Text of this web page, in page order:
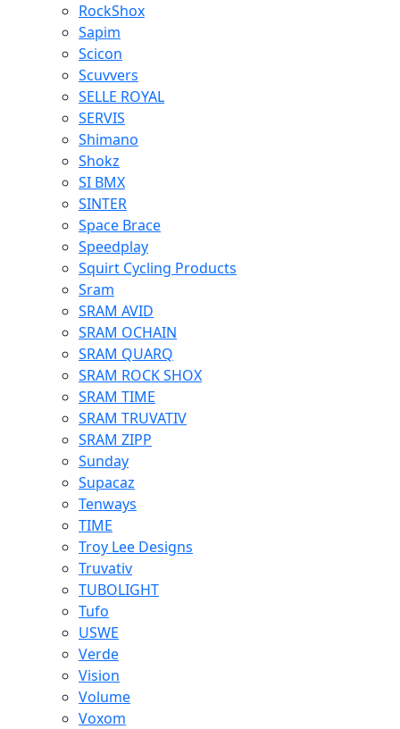
RockShox
Sapim
Scicon
Scuvvers
SELLE ROYAL
SERVIS
Shimano
Shokz
SI BMX
SINTER
Space Brace
Speedplay
Squirt Cycling Products
Sram
SRAM AVID
SRAM OCHAIN
SRAM QUARQ
SRAM ROCK SHOX
SRAM TIME
SRAM TRUVATIV
SRAM ZIPP
Sunday
Supacaz
Tenways
TIME
Troy Lee Designs
Truvativ
TUBOLIGHT
Tufo
USWE
Verde
Vision
Volume
Voxom